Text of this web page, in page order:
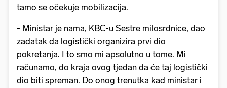
tamo se očekuje mobilizacija.
- Ministar je nama, KBC-u Sestre milosrdnice, dao
zadatak da logistički organizira prvi dio
pokretanja. I to smo mi apsolutno u tome. Mi
računamo, do kraja ovog tjedan da će taj logistički
dio biti spreman. Do onog trenutka kad ministar i